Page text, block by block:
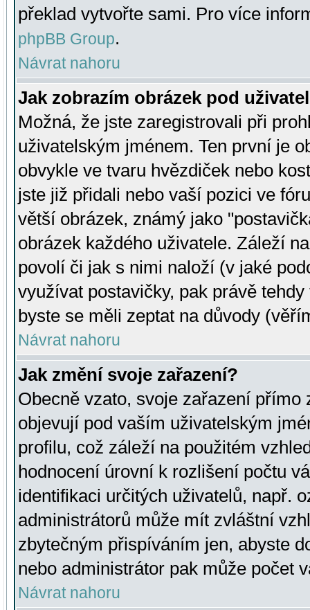
překlad vytvořte sami. Pro více
phpBB Group.
Návrat nahoru
Jak zobrazím obrázek pod
Možná, že jste zaregistrovali při
uživatelským jménem. Ten první je
obvykle ve tvaru hvězdiček nebo
jste již přidali nebo vaší pozici ve
větší obrázek, známý jako
obrázek každého uživatele. Záleží
povolí či jak s nimi naloží (v jaké
využívat postavičky, pak právě
byste se měli zeptat na důvody
Návrat nahoru
Jak změní svoje zařazení?
Obecně vzato, svoje zařazení přímo
objevují pod vaším uživatelským
profilu, což záleží na použitém
hodnocení úrovní k rozlišení počtu
identifikaci určitých uživatelů, např.
administrátorů může mít zvláštní
zbytečným přispíváním jen, abyste
nebo administrátor pak může počet
Návrat nahoru